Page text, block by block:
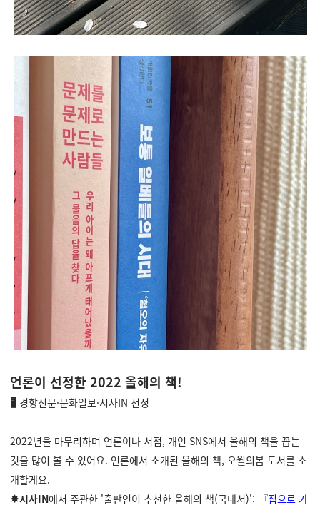
언론이 선정한 2022 올해의 책!
🖥️ 경향신문·문화일보·시사IN 선정
2022년을 마무리하며 언론이나 서점, 개인 SNS에서 올해의 책을 꼽는
것을 많이 볼 수 있어요. 언론에서 소개된 올해의 책, 오월의봄 도서를 소
개할게요.
✸시사IN에서 주관한 '출판인이 추천한 올해의 책(국내서)': 『집으로 가